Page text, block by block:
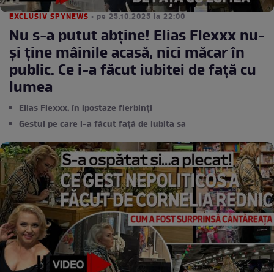
EXCLUSIV SPYNEWS • pe 25.10.2025 la 22:00
Nu s-a putut abține! Elias Flexxx nu-
și ține mâinile acasă, nici măcar în
public. Ce i-a făcut iubitei de față cu
lumea
Elias Flexxx, în ipostaze fierbinți
Gestul pe care l-a făcut față de iubita sa